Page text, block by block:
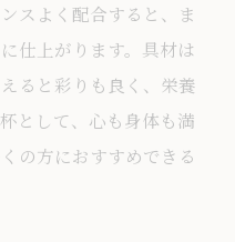
スよく配合すると、ま
仕上がります。具材は
ると彩りも良く、栄養
として、心も身体も満
の方におすすめできる